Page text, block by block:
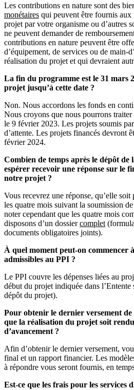
Les contributions en nature sont des
monétaires qui peuvent être fournis
projet par votre organisme ou d’autres
ne peuvent demander de
contributions en nature peuvent être
d’équipement, de services ou de main-
réalisation du projet et qui devraient
La fin du programme est le 31 mars
projet jusqu’à cette date ?
Non. Nous accordons les fonds en
Nous croyons que nous pourrons
le 9 février 2023. Les projets soumis
d’attente. Les projets financés devront
février 2024.
Combien de temps après le dépôt de
espérer recevoir une réponse sur le
notre projet ?
Vous recevrez une réponse, qu’elle
les quatre mois suivant la soumission
noter cependant que les quatre mois
disposons d’un dossiercomplet
documents obligatoires joints).
À quel moment peut-on commencer
admissibles au PPI ?
Le PPI couvre les dépenses liées au
début du projet indiquée dans l’Entente
dépôt du projet).
Pour obtenir le dernier versement
que la réalisation du projet soit
d’avancement ?
Afin d’obtenir le dernier versement,
final et un rapport financier. Les
à répondre vous seront fournis, en
Est-ce que les frais pour les services